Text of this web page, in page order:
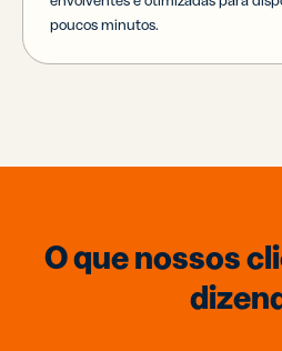
poucos minutos.
O que nossos